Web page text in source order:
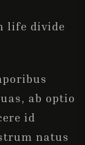
life divide
ab optio
id
natus